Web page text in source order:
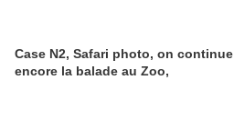
Case N2, Safari photo, on continue
encore la balade au Zoo,